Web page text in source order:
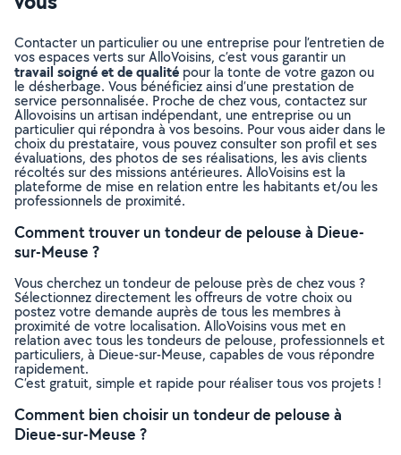
Contacter un particulier ou une entreprise pour l’entretien de
vos espaces verts sur AlloVoisins, c’est vous garantir un
travail soigné et de qualité pour la tonte de votre gazon ou
le désherbage. Vous bénéficiez ainsi d’une prestation de
service personnalisée. Proche de chez vous, contactez sur
Allovoisins un artisan indépendant, une entreprise ou un
particulier qui répondra à vos besoins. Pour vous aider dans le
choix du prestataire, vous pouvez consulter son profil et ses
évaluations, des photos de ses réalisations, les avis clients
récoltés sur des missions antérieures. AlloVoisins est la
plateforme de mise en relation entre les habitants et/ou les
professionnels de proximité.
Comment trouver un tondeur de pelouse à Dieue-
sur-Meuse ?
Vous cherchez un tondeur de pelouse près de chez vous ?
Sélectionnez directement les offreurs de votre choix ou
postez votre demande auprès de tous les membres à
proximité de votre localisation. AlloVoisins vous met en
relation avec tous les tondeurs de pelouse, professionnels et
particuliers, à Dieue-sur-Meuse, capables de vous répondre
rapidement.
C’est gratuit, simple et rapide pour réaliser tous vos projets !
Comment bien choisir un tondeur de pelouse à
Dieue-sur-Meuse ?